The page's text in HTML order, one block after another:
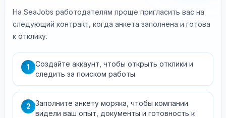
На SeaJobs работодателям проще пригласить вас на
следующий контракт, когда анкета заполнена и готова
к отклику.
1
Создайте аккаунт, чтобы открыть отклики и
следить за поиском работы.
2 Заполните анкету моряка, чтобы компании
видели ваш опыт, документы и готовность к